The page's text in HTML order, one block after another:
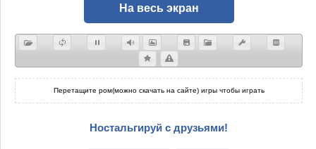
На весь экран
Перетащите ром(можно скачать на сайте) игры чтобы играть
Ностальгируй с друзьями!